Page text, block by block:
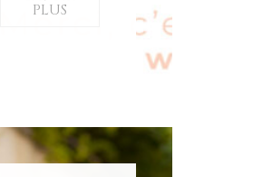
PLUS